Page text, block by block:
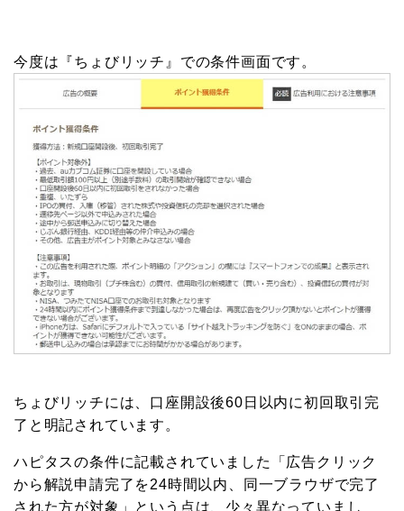
今度は『ちょびリッチ』での条件画面です。
ちょびリッチには、口座開設後60日以内に初回取引完
了と明記されています。
ハピタスの条件に記載されていました「広告クリック
から解説申請完了を24時間以内、同一ブラウザで完了
された方が対象」という点は、少々異なっていまし